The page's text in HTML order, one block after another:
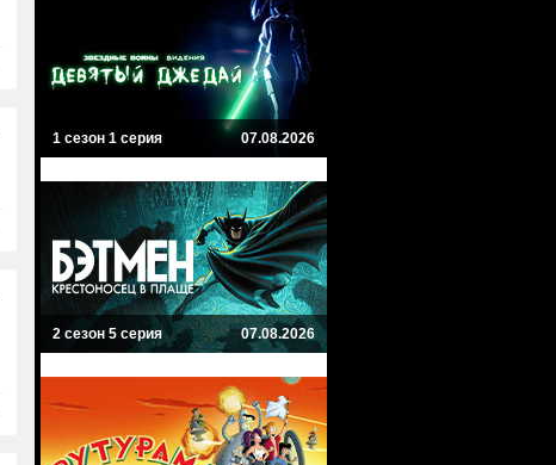
1 сезон 1 серия 07.08.2026
2 сезон 5 серия 07.08.2026